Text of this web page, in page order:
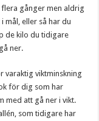
gånger men aldrig
mål, eller så har du
de kilo du tidigare
ner.
varaktig viktminskning
för dig som har
med att gå ner i vikt.
som tidigare har